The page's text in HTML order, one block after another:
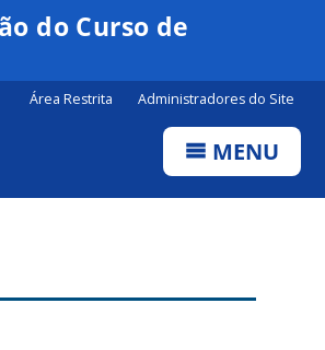
Canais
do Curso de
Área Restrita Administradores do Site
MENU